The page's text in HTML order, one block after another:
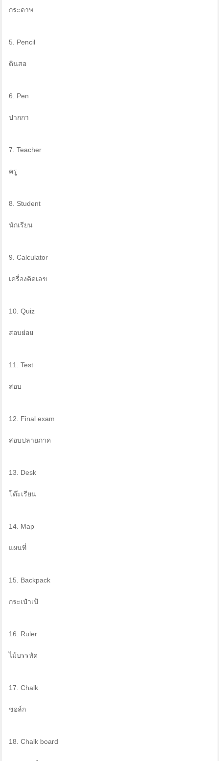
กระดาษ
5. Pencil
ดินสอ
6. Pen
ปากกา
7. Teacher
ครู
8. Student
นักเรียน
9. Calculator
เครื่องคิดเลข
10. Quiz
สอบย่อย
11. Test
สอบ
12. Final exam
สอบปลายภาค
13. Desk
โต๊ะเรียน
14. Map
แผนที่
15. Backpack
กระเป๋าเป้
16. Ruler
ไม้บรรทัด
17. Chalk
ชอล์ก
18. Chalk board